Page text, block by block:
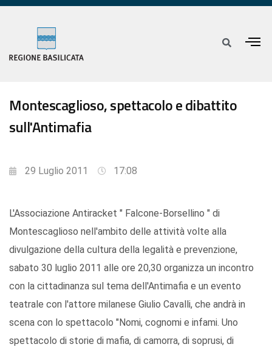
Montescaglioso, spettacolo e dibattito
sull'Antimafia
29 Luglio 2011 17:08
L'Associazione Antiracket " Falcone-Borsellino " di
Montescaglioso nell'ambito delle attività volte alla
divulgazione della cultura della legalità e prevenzione,
sabato 30 luglio 2011 alle ore 20,30 organizza un incontro
con la cittadinanza sul tema dell'Antimafia e un evento
teatrale con l'attore milanese Giulio Cavalli, che andrà in
scena con lo spettacolo "Nomi, cognomi e infami. Uno
spettacolo di storie di mafia, di camorra, di soprusi, di